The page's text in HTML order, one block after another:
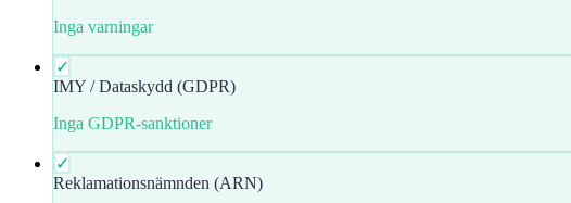
Inga varningar
✓
IMY / Dataskydd (GDPR)
Inga GDPR-sanktioner
✓
Reklamationsnämnden (ARN)